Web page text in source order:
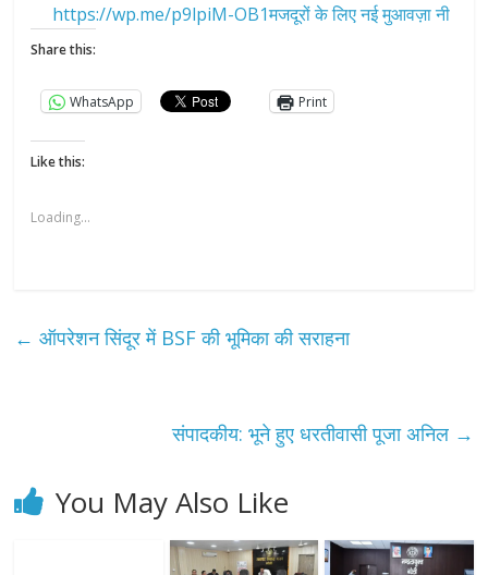
https://wp.me/p9lpiM-OB1मजदूरों के लिए नई मुआवज़ा नी
Share this:
WhatsApp Print
Like this:
Loading...
← ऑपरेशन सिंदूर में BSF की भूमिका की सराहना
संपादकीय: भूने हुए धरतीवासी पूजा अनिल →
You May Also Like